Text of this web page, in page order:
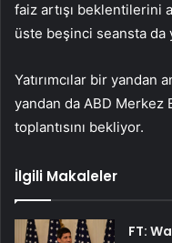
faiz artışı beklentilerini
üste beşinci seansta da
Yatırımcılar bir yandan
yandan da ABD Merkez
toplantısını bekliyor.
İlgili Makaleler
FT: